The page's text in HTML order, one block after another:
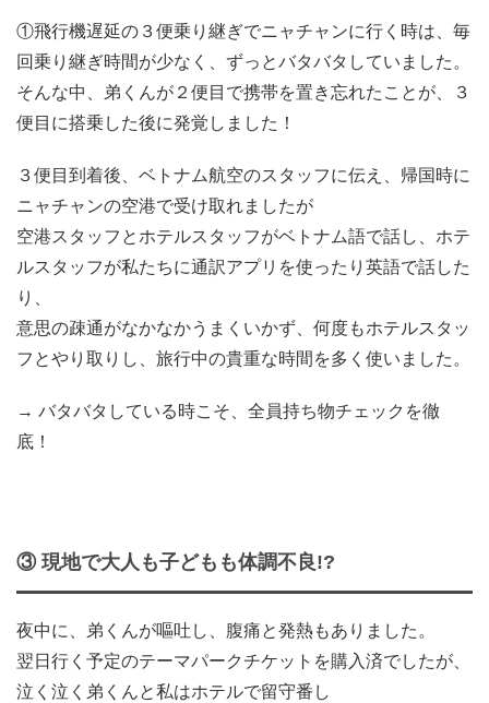
①飛行機遅延の３便乗り継ぎでニャチャンに行く時は、毎
回乗り継ぎ時間が少なく、ずっとバタバタしていました。
そんな中、弟くんが２便目で携帯を置き忘れたことが、３
便目に搭乗した後に発覚しました！
３便目到着後、ベトナム航空のスタッフに伝え、帰国時に
ニャチャンの空港で受け取れましたが
空港スタッフとホテルスタッフがベトナム語で話し、ホテ
ルスタッフが私たちに通訳アプリを使ったり英語で話した
り、
意思の疎通がなかなかうまくいかず、何度もホテルスタッ
フとやり取りし、旅行中の貴重な時間を多く使いました。
→ バタバタしている時こそ、全員持ち物チェックを徹
底！
③ 現地で大人も子どもも体調不良!?
夜中に、弟くんが嘔吐し、腹痛と発熱もありました。
翌日行く予定のテーマパークチケットを購入済でしたが、
泣く泣く弟くんと私はホテルで留守番し